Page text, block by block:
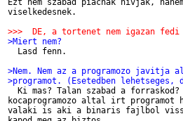
Ezt nem szabad piacnak hivjak,
viselkedesnek.
>>>  DE, a tortenet nem igazan fedi
>Miert nem?
Lasd fenn.
>Nem. Nem az a programozo
>programot. (Esetedben
Ki mas? Talan szabad a forraskod?
kocaprogramozo altal irt programot
valaki is aki a binaris fajlbol